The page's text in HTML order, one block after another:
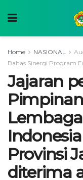
Home NASIONAL
Bahas Sinergi Program
Jajaran
Provinsi
diterima